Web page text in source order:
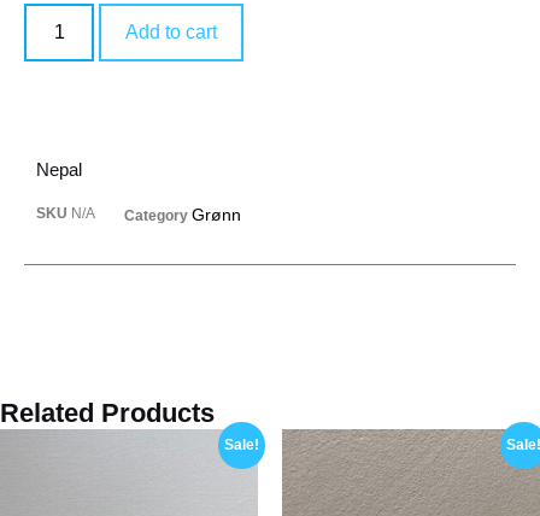
Add to cart
Nepal
SKU N/A Category Grønn
Related Products
Sale!